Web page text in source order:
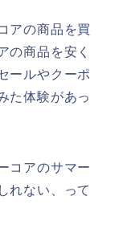
アの商品を買
の商品を安く
ールやクーポ
た体験があっ
コアのサマー
れない、って